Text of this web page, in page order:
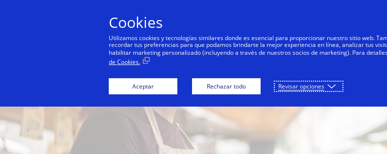
Personas Negocios
Cookies
Utilizamos cookies y tecnologías similares donde es esencial para proporcionar nuestro sitio web.
recordar tus preferencias para que podamos brindarte la mejor experiencia en línea, analizar tus
habilitar marketing personalizado (incluyendo a través de nuestros socios de marketing). Para
de Cookies.
Aceptar Rechazar todo Revisar opciones